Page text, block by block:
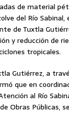
de material
del Río
de Tuxtla
y reducción de
tropicales.
Gutiérrez, a
que en
al Río
Obras Públicas,